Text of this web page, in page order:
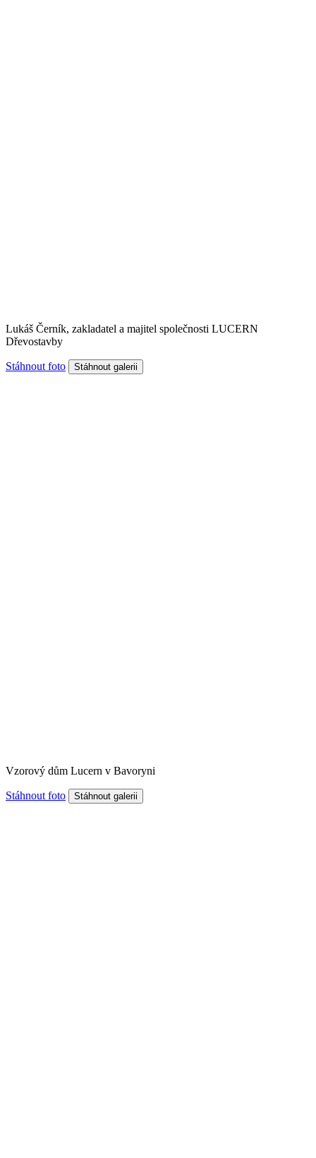
Lukáš Černík, zakladatel a majitel společnosti LUCERN
Dřevostavby
Stáhnout foto
Vzorový dům Lucern v Bavoryni
Stáhnout foto